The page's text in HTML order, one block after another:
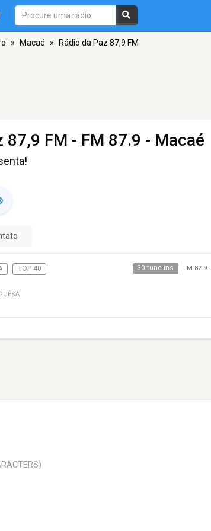
» Macaé » Rádio da Paz 87,9 FM
87,9 FM - FM 87.9 - Macaé
TOP 40 30 tune ins FM 87.9-